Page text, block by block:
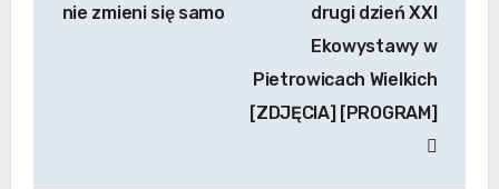
nie zmieni się samo
drugi dzień XXI
Ekowystawy w
Pietrowicach Wielkich
[ZDJĘCIA] [PROGRAM]